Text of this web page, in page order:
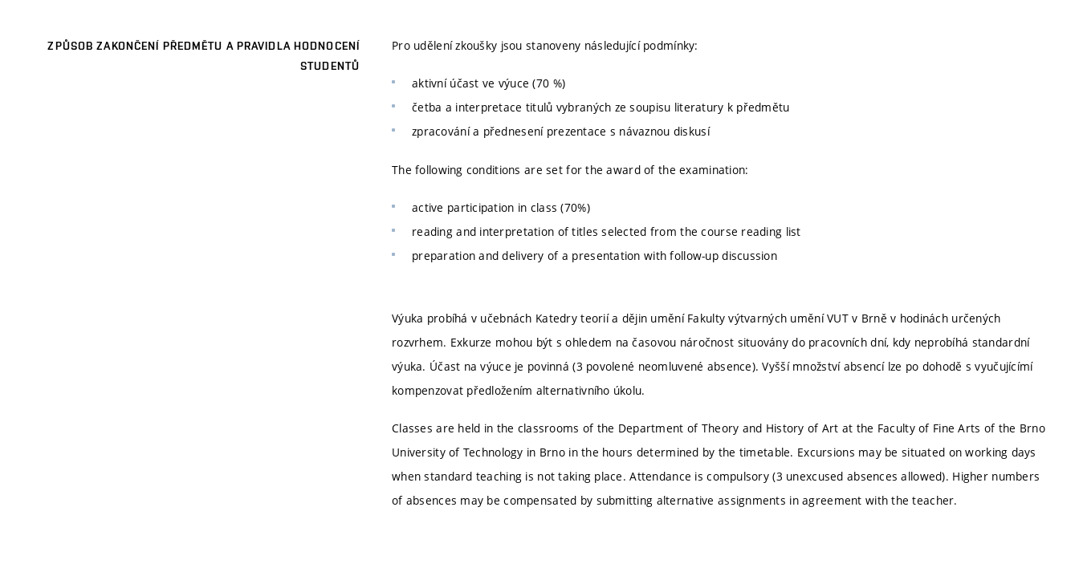
ZPŮSOB ZAKONČENÍ PŘEDMĚTU A PRAVIDLA HODNOCENÍ
STUDENTŮ
Pro udělení zkoušky jsou stanoveny následující podmínky:
aktivní účast ve výuce (70 %)
četba a interpretace titulů vybraných ze soupisu literatury k předmětu
zpracování a přednesení prezentace s návaznou diskusí
The following conditions are set for the award of the examination:
active participation in class (70%)
reading and interpretation of titles selected from the course reading list
preparation and delivery of a presentation with follow-up discussion
Výuka probíhá v učebnách Katedry teorií a dějin umění Fakulty výtvarných umění VUT v Brně v hodinách určených
rozvrhem. Exkurze mohou být s ohledem na časovou náročnost situovány do pracovních dní, kdy neprobíhá standardní
výuka. Účast na výuce je povinná (3 povolené neomluvené absence). Vyšší množství absencí lze po dohodě s vyučujícímí
kompenzovat předložením alternativního úkolu.
Classes are held in the classrooms of the Department of Theory and History of Art at the Faculty of Fine Arts of the Brno
University of Technology in Brno in the hours determined by the timetable. Excursions may be situated on working days
when standard teaching is not taking place. Attendance is compulsory (3 unexcused absences allowed). Higher numbers
of absences may be compensated by submitting alternative assignments in agreement with the teacher.